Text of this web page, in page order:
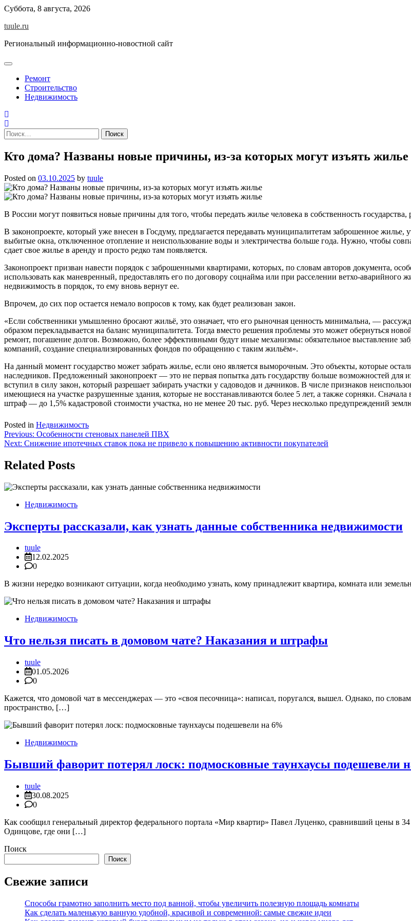
Skip
content
Суббота, 8 августа, 2026
tuule.ru
Региональный информационно-новостной сайт
Ремонт
Строительство
Недвижимость
Найти:
Кто дома? Названы новые причины, из-за которых могут изъять жилье
Posted on 03.10.2025 by tuule
В России могут появиться новые причины для того, чтобы передать жилье человека в собственность
В законопроекте, который уже внесен в Госдуму, предлагается передавать муниципалитетам заброшенное
выбитые окна, отключенное отопление и неиспользование воды и электричества больше года. Нужно, чтобы
сдает свое жилье в аренду и просто редко там появляется.
Законопроект призван навести порядок с заброшенными квартирами, которых, по словам авторов документа,
использовать как маневренный, предоставлять его по договору соцнайма или при расселении ветхо-
недвижимость в порядок, то ему вновь вернут ее.
Впрочем, до сих пор остается немало вопросов к тому, как будет реализован закон.
«Если собственники умышленно бросают жильё, это означает, что его рыночная ценность минимальна, —
образом перекладывается на баланс муниципалитета. Тогда вместо решения проблемы это может обернуться
ремонт, погашение долгов. Возможно, более эффективными будут иные механизмы: обязательное выставление
компаний, создание специализированных фондов по обращению с таким жильём».
На данный момент государство может забрать жилье, если оно является выморочным. Это объекты, которые
наследников. Предложенный законопроект — это не первая попытка дать государству больше возможностей для
вступил в силу закон, который разрешает забирать участки у садоводов и дачников. В числе признаков
имеющиеся на участке разрушенные здания, которые не восстанавливаются более 5 лет, а также сорняки.
штраф — до 1,5% кадастровой стоимости участка, но не менее 20 тыс. руб. Через несколько предупреждений
Posted in Недвижимость
Навигация
по
записям
Previous: Особенности стеновых панелей ПВХ
Next: Снижение ипотечных ставок пока не привело к повышению активности покупателей
Related Posts
Недвижимость
Эксперты рассказали, как узнать данные собственника недвижимости
tuule
12.02.2025
0
В жизни нередко возникают ситуации, когда необходимо узнать, кому принадлежит квартира, комната или
Недвижимость
Что нельзя писать в домовом чате? Наказания и штрафы
tuule
01.05.2026
0
Кажется, что домовой чат в мессенджерах — это «своя песочница»: написал, поругался, вышел. Однако, по
пространство, […]
Недвижимость
Бывший фаворит потерял лоск: подмосковные таунхаусы подешевели
tuule
30.08.2025
0
Как сообщил генеральный директор федерального портала «Мир квартир» Павел Луценко, сравнивший цены в
Одинцове, где они […]
Поиск
Поиск
Свежие записи
Способы грамотно заполнить место под ванной, чтобы увеличить полезную площадь комнаты
Как сделать маленькую ванную удобной, красивой и современной: самые свежие идеи